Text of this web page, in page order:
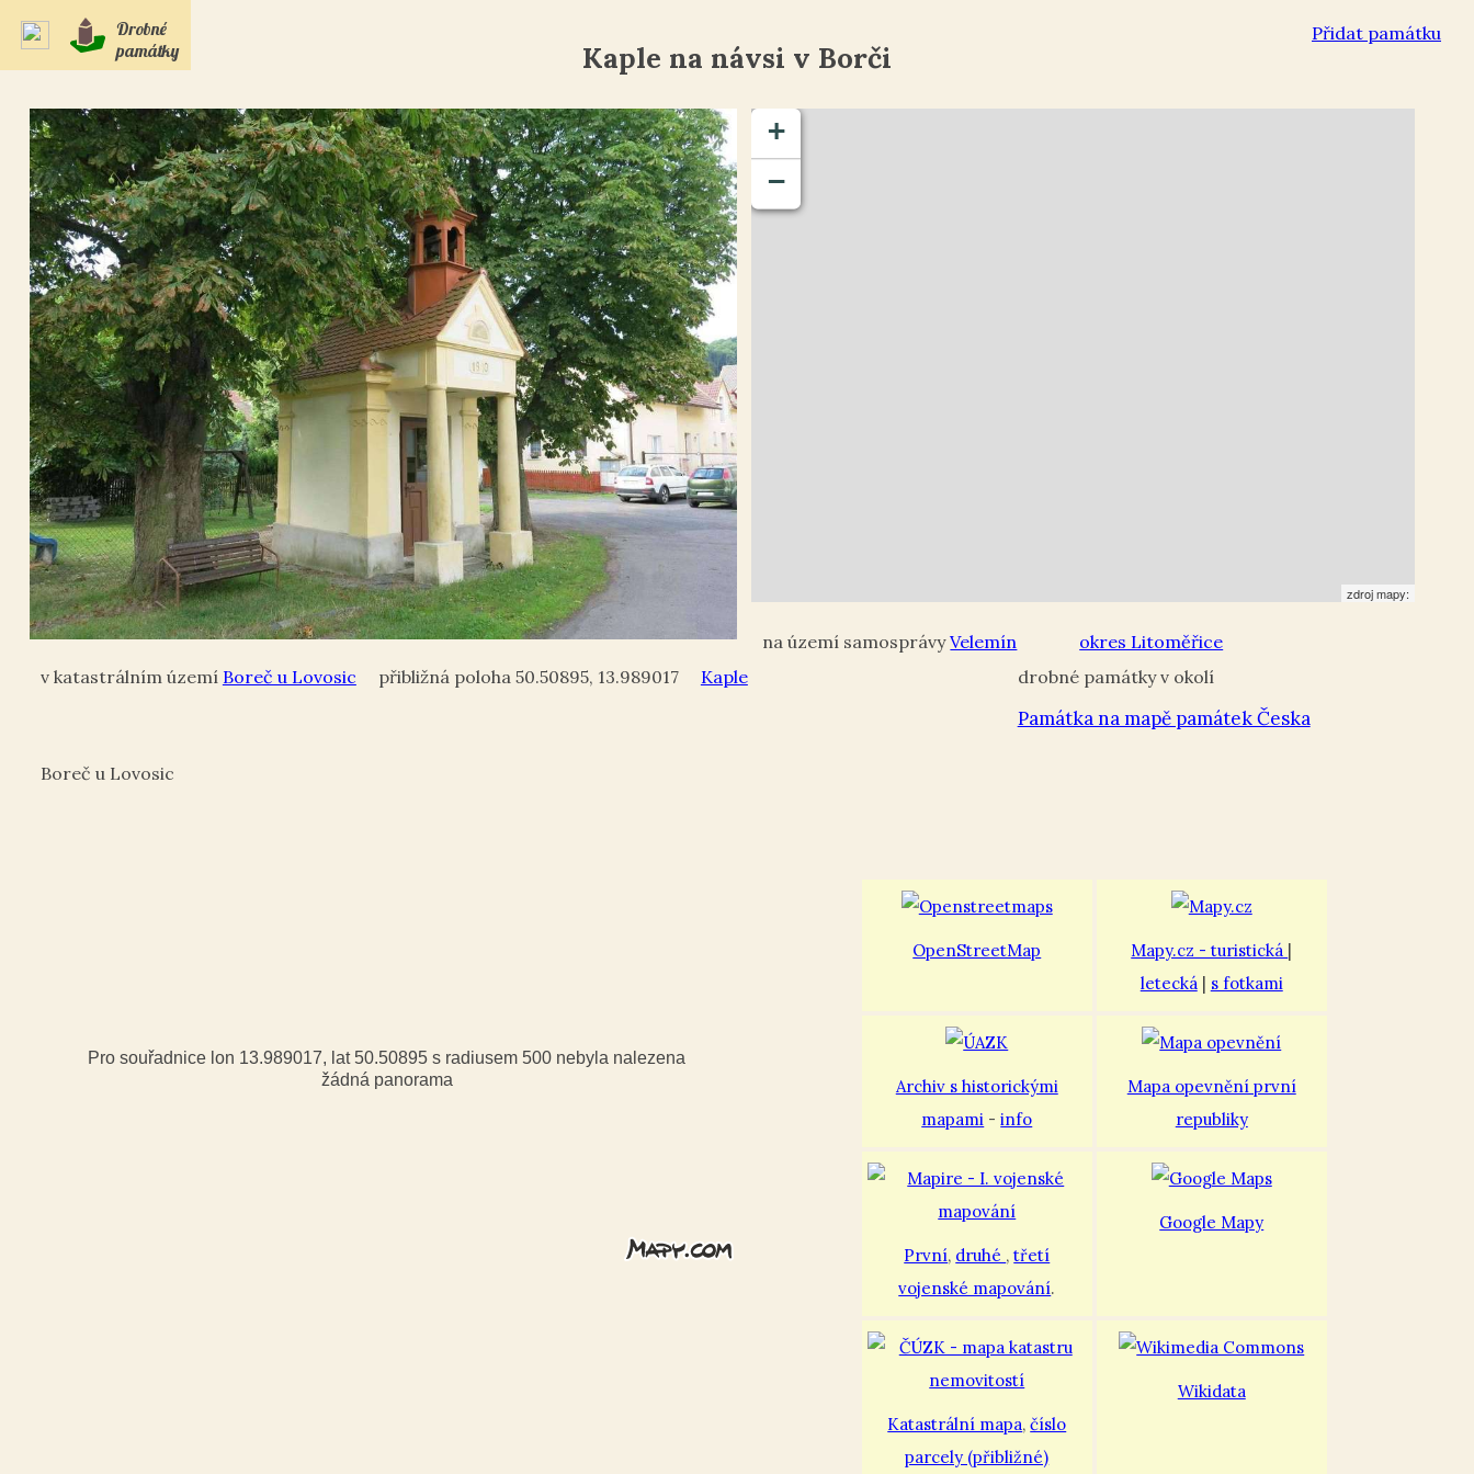
Přidat památku
Drobné
památky
Kaple na návsi v Borči
+
−
zdroj mapy:
Velemín
okres Litoměřice
Boreč u Lovosic
50.50895, 13.989017 Kaple
Památka na mapě památek Česka
Boreč u Lovosic
Pro souřadnice lon 13.989017, lat 50.50895 s radiusem 500 nebyla nalezena
žádná panorama
OpenStreetMap Mapy.cz - turistická |
letecká| s fotkami
Archiv s historickými
mapami -info
Mapa opevnění první
republiky
První, druhé ,třetí
vojenské mapování.
Google Mapy
Katastrální mapa,číslo
parcely (přibližné)
Wikidata